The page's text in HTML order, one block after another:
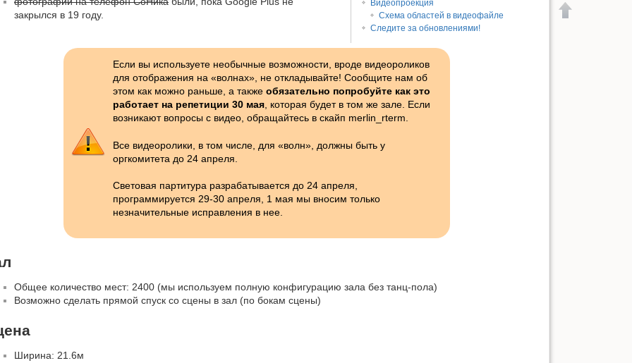
Видеопроекция
Схема областей в видеофайле
Следите за обновлениями!
закрылся в 19 году.
Если вы используете необычные возможности, вроде видеороликов
для отображения на «волнах», не откладывайте! Сообщите нам об
этом как можно раньше, а такжеобязательно попробуйте как это
работает на репетиции 30 мая , которая будет в том же зале. Если
возникают вопросы с видео, обращайтесь в скайп merlin_rterm.
Все видеоролики, в том числе, для «волн», должны быть у
оргкомитета до 24 апреля.
Световая партитура разрабатывается до 24 апреля,
программируется 29-30 апреля, 1 мая мы вносим только
незначительные исправления в нее.
Общее количество мест: 2400 (мы используем полную конфигурацию зала без танц-пола)
Возможно сделать прямой спуск со сцены в зал (по бокам сцены)
Ширина: 21.6м
Наверх